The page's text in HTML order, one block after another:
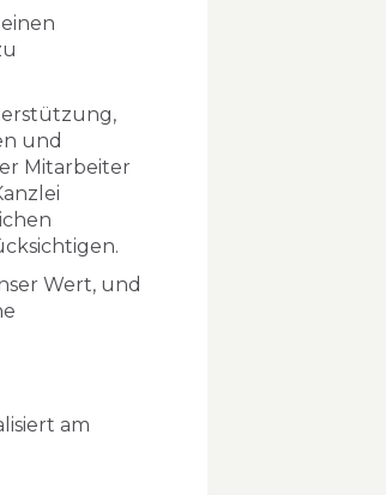
und
Mitarbeiter
Wert, und
am